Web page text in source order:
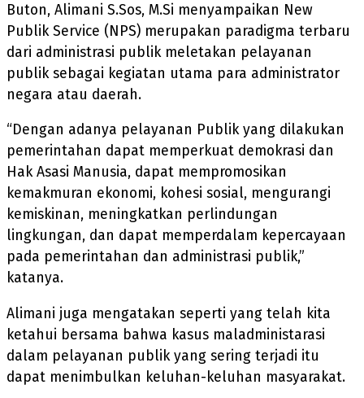
Buton, Alimani S.Sos, M.Si menyampaikan New
Publik Service (NPS) merupakan paradigma terbaru
dari administrasi publik meletakan pelayanan
publik sebagai kegiatan utama para administrator
negara atau daerah.
“Dengan adanya pelayanan Publik yang dilakukan
pemerintahan dapat memperkuat demokrasi dan
Hak Asasi Manusia, dapat mempromosikan
kemakmuran ekonomi, kohesi sosial, mengurangi
kemiskinan, meningkatkan perlindungan
lingkungan, dan dapat memperdalam kepercayaan
pada pemerintahan dan administrasi publik,”
katanya.
Alimani juga mengatakan seperti yang telah kita
ketahui bersama bahwa kasus maladministarasi
dalam pelayanan publik yang sering terjadi itu
dapat menimbulkan keluhan-keluhan masyarakat.